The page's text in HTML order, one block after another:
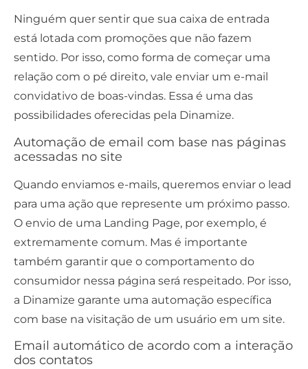
Ninguém quer sentir que sua caixa de entrada
está lotada com promoções que não fazem
sentido. Por isso, como forma de começar uma
relação com o pé direito, vale enviar um e-mail
convidativo de boas-vindas. Essa é uma das
possibilidades oferecidas pela Dinamize.
Automação de email com base nas páginas
acessadas no site
Quando enviamos e-mails, queremos enviar o lead
para uma ação que represente um próximo passo.
O envio de uma Landing Page, por exemplo, é
extremamente comum. Mas é importante
também garantir que o comportamento do
consumidor nessa página será respeitado. Por isso,
a Dinamize garante uma automação específica
com base na visitação de um usuário em um site.
Email automático de acordo com a interação
dos contatos